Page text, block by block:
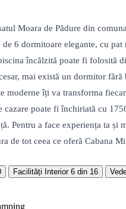
Moara de Pădure din
6 dormitoare elegante, cu
încălzită poate fi folosită
mai există un dormitor
moderne îți va transforma
poate fi închiriată cu
Pentru a face experiența ta
de tot ceea ce oferă
Facilități Interior 6 din 16